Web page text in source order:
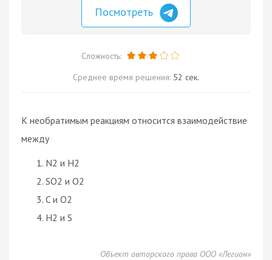
Посмотреть
Сложность:
Среднее время решения: 52 сек.
К необратимым реакциям относится взаимодействие
между
N2 и H2
SO2 и O2
C и O2
H2 и S
Объект авторского права ООО «Легион»